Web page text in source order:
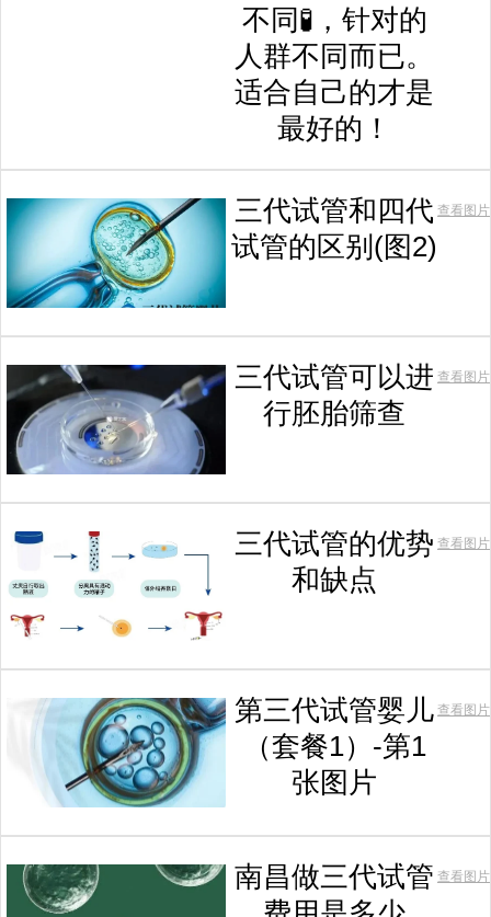
不同🧪，针对的
人群不同而已。
适合自己的才是
最好的！
三代试管和四代
试管的区别(图2)
查看图片
三代试管可以进
行胚胎筛查
查看图片
三代试管的优势
和缺点
查看图片
第三代试管婴儿
（套餐1）-第1
张图片
查看图片
南昌做三代试管 查看图片